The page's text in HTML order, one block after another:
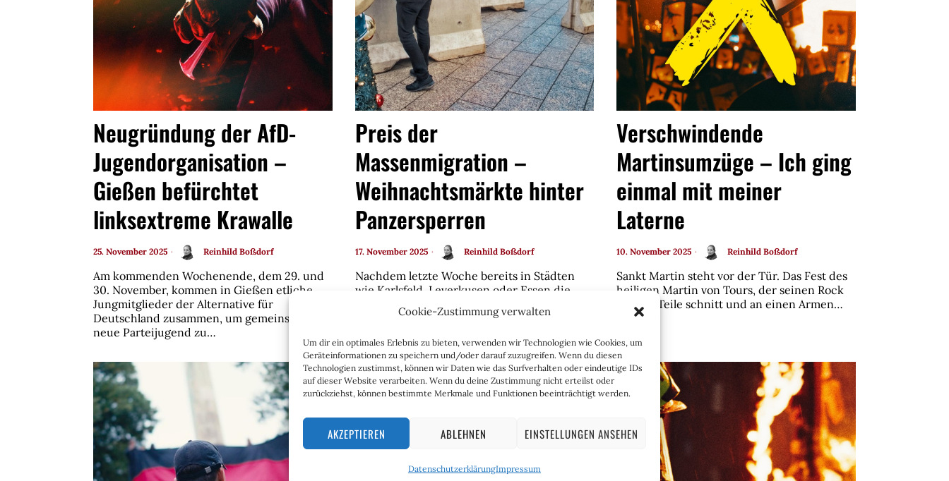
Cookie-Zustimmung verwalten
Um dir ein optimales Erlebnis zu bieten, verwenden wir Technologien wie Cookies, um
Geräteinformationen zu speichern und/oder darauf zuzugreifen. Wenn du diesen
Technologien zustimmst, können wir Daten wie das Surfverhalten oder eindeutige IDs
auf dieser Website verarbeiten. Wenn du deine Zustimmung nicht erteilst oder
zurückziehst, können bestimmte Merkmale und Funktionen beeinträchtigt werden.
AKZEPTIEREN ABLEHNEN EINSTELLUNGEN ANSEHEN
DatenschutzerklärungImpressum
Neugründung der AfD-
Jugendorganisation –
Gießen befürchtet
linksextreme Krawalle
25. November 2025 Reinhild Boßdorf
Am kommenden Wochenende, dem 29. und
30. November, kommen in Gießen etliche
Jungmitglieder der Alternative für
Deutschland zusammen, um gemeinsam die
neue Parteijugend zu…
Preis der
Massenmigration –
Weihnachtsmärkte hinter
Panzersperren
17. November 2025 Reinhild Boßdorf
Nachdem letzte Woche bereits in Städten
wie Karlsfeld, Leverkusen oder Essen die
traditionellen Martinszüge ausfielen oder
zumindest in Sachen Tradition maßgeblich
Verschwindende
Martinsumzüge – Ich ging
einmal mit meiner
Laterne
10. November 2025 Reinhild Boßdorf
Sankt Martin steht vor der Tür. Das Fest des
heiligen Martin von Tours, der seinen Rock
in zwei Teile schnitt und an einen Armen…